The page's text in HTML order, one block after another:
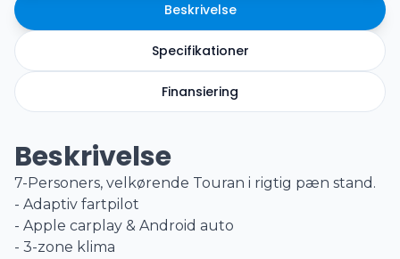
Specifikationer
Beskrivelse
Finansiering
Beskrivelse
7-Personers, velkørende Touran i rigtig pæn stand.
- Adaptiv fartpilot
- Apple carplay & Android auto
- 3-zone klima